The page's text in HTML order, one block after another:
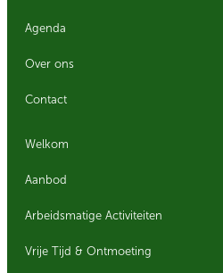
Agenda
Over ons
Contact
Welkom
Aanbod
Arbeidsmatige Activiteiten
Vrije Tijd & Ontmoeting